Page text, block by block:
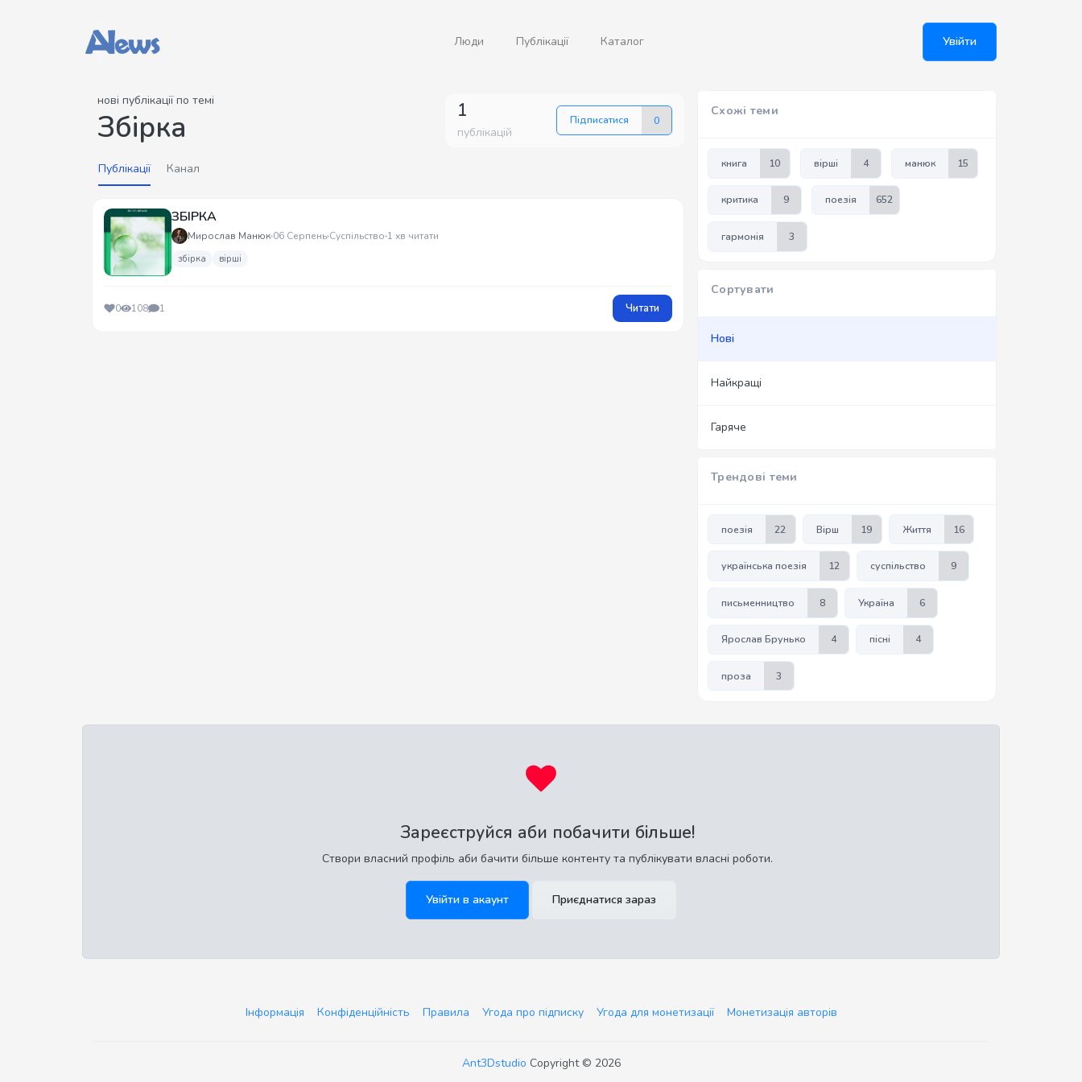
Люди Публікації Каталог Увійти
нові публікації по темі
Збірка 1
публікацій
Підписатися 0
Публікації Канал
ЗБІРКА
Мирослав Манюк 06 Серпень Суспільство 1 хв читати
збірка вірші
0 108 1 Читати
Схожі теми
книга 10 вірші 4 манюк 15
критика 9 поезія 652
гармонія 3
Сортувати
Нові
Найкращі
Гаряче
Трендові теми
поезія 22 Вірш 19 Життя 16
українська поезія 12 суспільство 9
письменництво 8 Україна 6
Ярослав Брунько 4 пісні 4
проза 3
Зареєструйся аби побачити більше!
Створи власний профіль аби бачити більше контенту та публікувати власні роботи.
Увійти в акаунт Приєднатися зараз
Інформація Конфіденційність Правила Угода про підписку Угода для монетизації Монетизація авторів
Ant3Dstudio Copyright © 2026